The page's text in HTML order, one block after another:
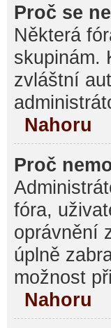
Proč se
Některá
skupinám.
zvláštní
Nahoru
Proč
fóra,
oprávnění
úplně
možnost
Nahoru